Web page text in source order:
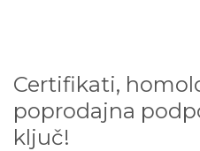
Certifikati,
poprodajna
ključ!